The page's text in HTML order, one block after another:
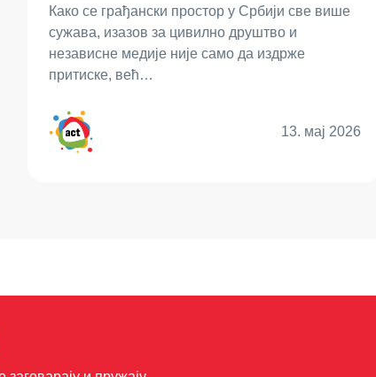
Како се грађански простор у Србији све више
сужава, изазов за цивилно друштво и
независне медије није само да издрже
притиске, већ…
13. мај 2026